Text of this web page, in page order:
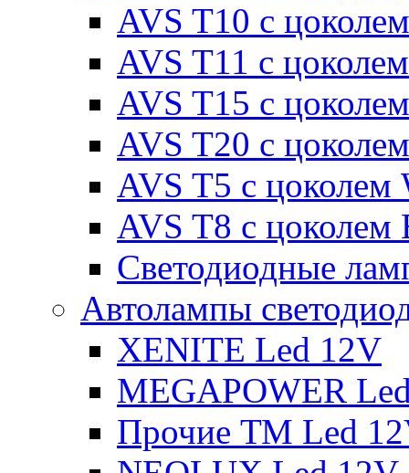
AVS T10 с
AVS T11 с
AVS T15 с
AVS T20 с
AVS T5 с цоколем
AVS T8 с цоколем
Светодиодные
Автолампы
XENITE Led 12V
MEGAPOWER
Прочие ТМ Led